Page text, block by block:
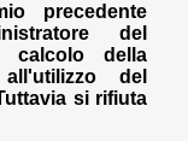
precedente
del
calcolo della
del
si rifiuta